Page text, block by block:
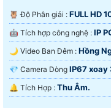
🦉 Độ Phân giải : FULL HD
🤖️ Tích hợp công nghệ : IP
🌙 Video Ban Đêm : Hồng
💎 Camera Dòng IP67 xoay
️🔔 Tích Hợp : Thu Âm.